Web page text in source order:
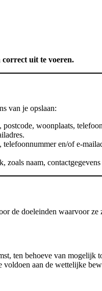
correct uit te voeren.
van je opslaan:
postcode, woonplaats,
en/of e-
zoals naam,
de doeleinden waarvoor
ten behoeve van
voldoen aan de wettelijke